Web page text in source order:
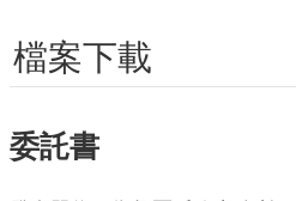
檔案下載
委託書